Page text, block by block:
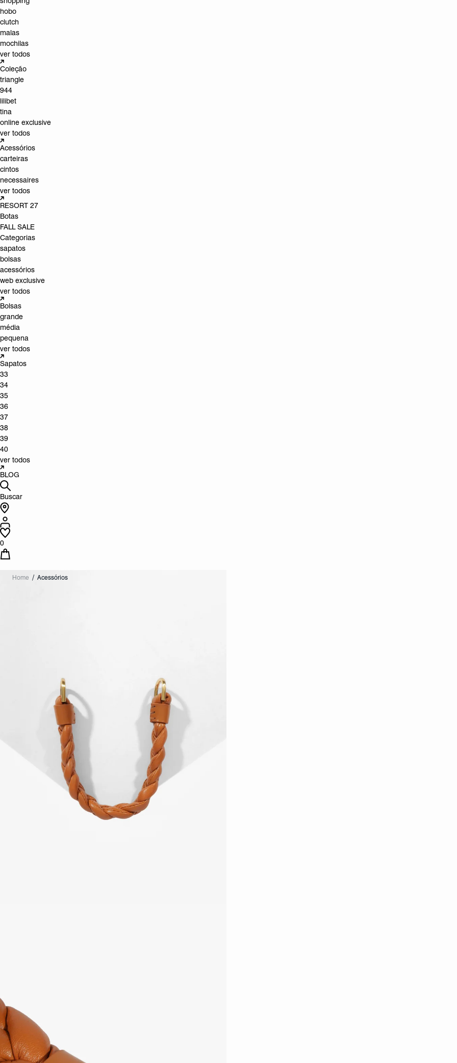
hobo
clutch
malas
mochilas
ver todos
Coleção
triangle
944
lilibet
tina
online exclusive
ver todos
Acessórios
carteiras
cintos
necessaires
ver todos
RESORT 27
Botas
FALL SALE
Categorias
sapatos
bolsas
acessórios
web exclusive
ver todos
Bolsas
grande
média
pequena
ver todos
Sapatos
33
34
35
36
37
38
39
40
ver todos
BLOG
Buscar
0
Home Acessórios